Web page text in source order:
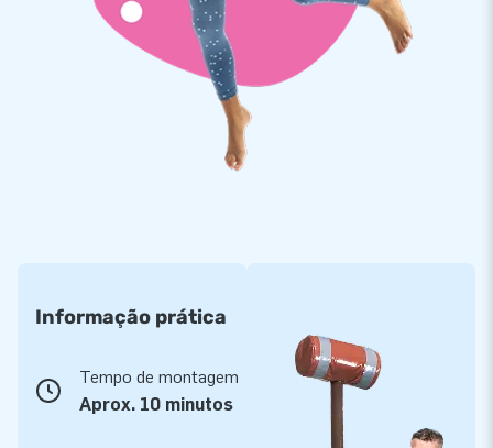
Informação prática
Tempo de montagem
Aprox. 10 minutos